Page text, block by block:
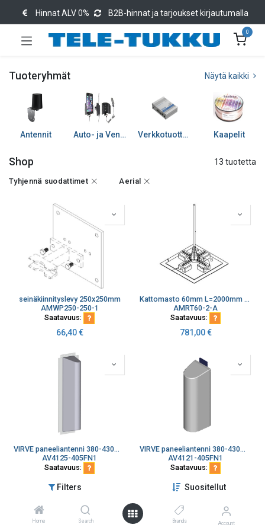
Filters Suositellut
Home Search Brands Account
Hinnat ALV 0% B2B-hinnat ja tarjoukset kirjautumalla
0
Tuoteryhmät Näytä kaikki
Antennit Auto- ja Venetarvikkeet Verkkotuotteet Kaapelit
Shop 13 tuotetta
Tyhjennä suodattimet Aerial
seinäkiinnityslevy 250x250mm
AMWP250-250-1
Saatavuus:
66,40€
Kattomasto 60mm L=2000mm 4kpl betonipaino 300x300x150 30kg
AMRT60-2-A
Saatavuus:
781,00€
VIRVE paneeliantenni 380-430MHz 12,5dBi, N-naaras, +AETM160-1
AV4125-405FN1
Saatavuus:
1 168,30
VIRVE paneeliantenni 380-430MHz 6 dBi, N-naaras, Bandimex kiin
AV4121-405FN1
Saatavuus:
344,50 €